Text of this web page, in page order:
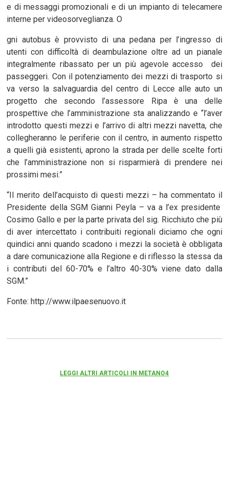
e di messaggi promozionali e di un impianto di telecamere
interne per videosorveglianza. O
gni autobus è provvisto di una pedana per l’ingresso di
utenti con difficoltà di deambulazione oltre ad un pianale
integralmente ribassato per un più agevole accesso dei
passeggeri. Con il potenziamento dei mezzi di trasporto si
va verso la salvaguardia del centro di Lecce alle auto un
progetto che secondo l’assessore Ripa è una delle
prospettive che l’amministrazione sta analizzando e “l’aver
introdotto questi mezzi e l’arrivo di altri mezzi navetta, che
collegheranno le periferie con il centro, in aumento rispetto
a quelli già esistenti, aprono la strada per delle scelte forti
che l’amministrazione non si risparmierà di prendere nei
prossimi mesi.”
“Il merito dell’acquisto di questi mezzi – ha commentato il
Presidente della SGM Gianni Peyla – va a l’ex presidente
Cosimo Gallo e per la parte privata del sig. Ricchiuto che più
di aver intercettato i contribuiti regionali diciamo che ogni
quindici anni quando scadono i mezzi la società è obbligata
a dare comunicazione alla Regione e di riflesso la stessa da
i contributi del 60-70% e l’altro 40-30% viene dato dalla
SGM.”
Fonte: http://www.ilpaesenuovo.it
LEGGI ALTRI ARTICOLI IN METANO4